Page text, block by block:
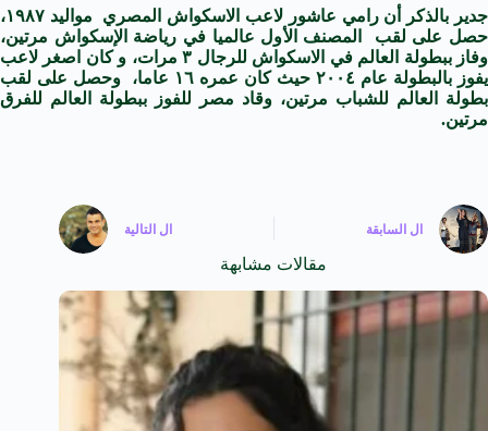
جدير بالذكر أن رامي عاشور لاعب الاسكواش المصري مواليد ١٩٨٧،
حصل على لقب المصنف الأول عالميا في رياضة الإسكواش مرتين،
وفاز ببطولة العالم في الاسكواش للرجال ٣ مرات، و كان اصغر لاعب
يفوز بالبطولة عام ٢٠٠٤ حيث كان عمره ١٦ عاما، وحصل على لقب
بطولة العالم للشباب مرتين، وقاد مصر للفوز ببطولة العالم للفرق
مرتين.
ال السابقة ال التالية
مقالات مشابهة